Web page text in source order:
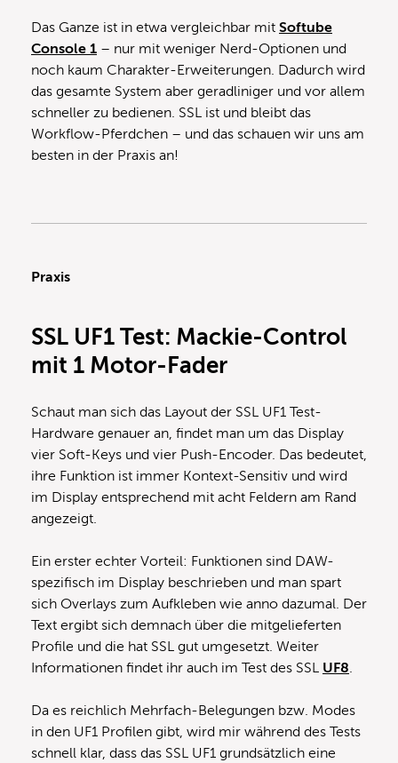
Das Ganze ist in etwa vergleichbar mit Softube
Console 1 – nur mit weniger Nerd-Optionen und
noch kaum Charakter-Erweiterungen. Dadurch wird
das gesamte System aber geradliniger und vor allem
schneller zu bedienen. SSL ist und bleibt das
Workflow-Pferdchen – und das schauen wir uns am
besten in der Praxis an!
Praxis
SSL UF1 Test: Mackie-Control
mit 1 Motor-Fader
Schaut man sich das Layout der SSL UF1 Test-
Hardware genauer an, findet man um das Display
vier Soft-Keys und vier Push-Encoder. Das bedeutet,
ihre Funktion ist immer Kontext-Sensitiv und wird
im Display entsprechend mit acht Feldern am Rand
angezeigt.
Ein erster echter Vorteil: Funktionen sind DAW-
spezifisch im Display beschrieben und man spart
sich Overlays zum Aufkleben wie anno dazumal. Der
Text ergibt sich demnach über die mitgelieferten
Profile und die hat SSL gut umgesetzt. Weiter
Informationen findet ihr auch im Test des SSL UF8.
Da es reichlich Mehrfach-Belegungen bzw. Modes
in den UF1 Profilen gibt, wird mir während des Tests
schnell klar, dass das SSL UF1 grundsätzlich eine